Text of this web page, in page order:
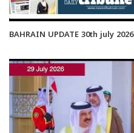
BAHRAIN UPDATE 30th july 2026